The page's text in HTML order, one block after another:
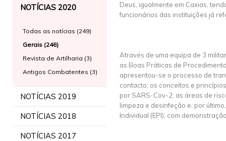
NOTÍCIAS 2020
Todas as notícias (249)
Gerais (246)
Revista de Artilharia (3)
Antigos Combatentes (3)
NOTÍCIAS 2019
NOTÍCIAS 2018
NOTÍCIAS 2017
Deus, igualmente em Caxias,
funcionários das instituições já
Através de uma equipa de 3
as Boas Práticas de
apresentou-se o processo de
contacto; os conceitos e
por SARS-Cov-2; as áreas de
limpeza e desinfeção e, por
Individual (EPI), com